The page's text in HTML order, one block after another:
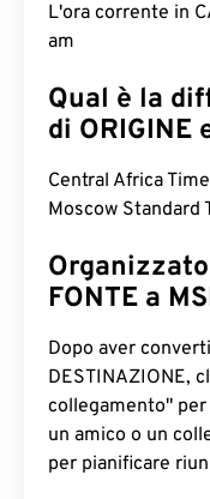
L'ora corrente in
am
Qual è la
di ORIGINE
Central Africa
Moscow Standard
FONTE a
Dopo aver
DESTINAZIONE,
collegamento"
un amico o un
per pianificare